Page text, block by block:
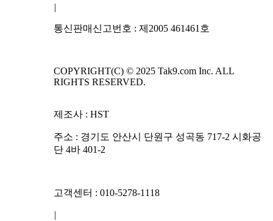
|
통신판매신고번호 : 제2005 461461호
COPYRIGHT(C) © 2025 Tak9.com Inc. ALL
RIGHTS RESERVED.
제조사 : HST
주소 : 경기도 안산시 단원구 성곡동 717-2 시화공
단 4바 401-2
고객센터 : 010-5278-1118
|